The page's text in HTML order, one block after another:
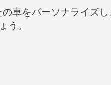
車をパーソナライズ
う。